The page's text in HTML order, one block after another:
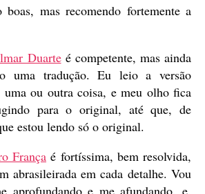
mas recomendo fortemente a
Duarteé competente, mas ainda
uma tradução. Eu leio a versão
uma ou outra coisa, e meu olho fica
para o original, até que, de
estou lendo só o original.
França é fortíssima, bem resolvida,
abrasileirada em cada detalhe. Vou
aprofundando e me afundando, e,